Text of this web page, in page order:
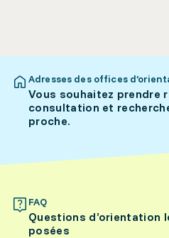
Adresses des offices
Vous souhaitez prendre
consultation et
proche.
FAQ
Questions d’orientation
posées